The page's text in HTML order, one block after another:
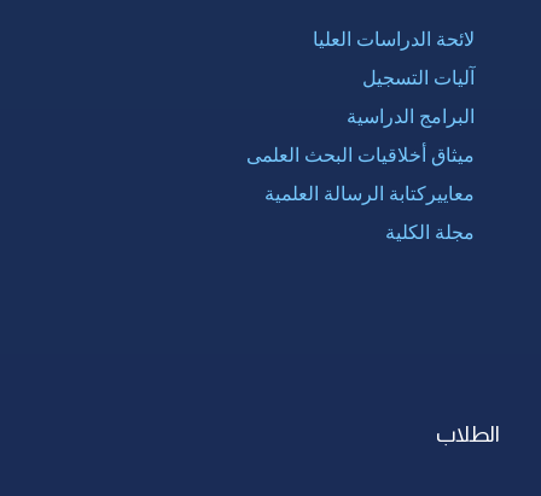
لائحة الدراسات العليا
آليات التسجيل
البرامج الدراسية
ميثاق أخلاقيات البحث العلمى
معاييركتابة الرسالة العلمية
مجلة الكلية
الطلاب